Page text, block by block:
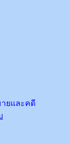
ยและคดี